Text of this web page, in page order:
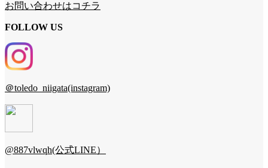
お問い合わせはコチラ
FOLLOW US
＠toledo_niigata(instagram)
@887vlwqh(公式LINE）